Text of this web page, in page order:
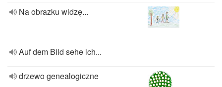
Na obrazku widzę...
Auf dem Bild sehe ich...
drzewo genealogiczne